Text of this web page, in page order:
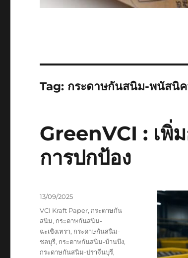
Tag: กระดาษกันสนิม-พนัสนิ
GreenVCI : เพิ่
การปกป้อง
Posted
13/09/2025
Tags
VCI Kraft Paper, กระดาษกัน
สนิม, กระดาษกันสนิม-
ฉะเชิงเทรา, กระดาษกันสนิม-
ชลบุรี, กระดาษกันสนิม-บ้านบึง,
กระดาษกันสนิม-ปราจีนบุรี,